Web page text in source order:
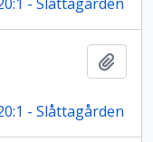
- Slåttagården